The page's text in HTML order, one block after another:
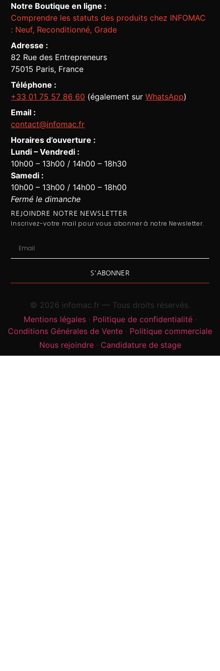
Notre Boutique en ligne :
Comprendre les statuts des produits chez INFOMAC
: Neuf, Reconditionné, Grade
Adresse :
82 Rue des Entrepreneurs
75015 Paris, France
Téléphone :
+33 01 75 57 86 60 (également surWhatsApp)
Email :
contact@infomac.fr
Horaires d’ouverture :
Lundi – Vendredi :
10h00 – 13h00 / 14h00 – 18h30
Samedi :
10h00 – 13h00 / 14h00 – 18h00
Fermé le dimanche
REJOINDRE NOTRE NEWSLETTER
Inscrivez-votre mail pour vous abonner à notre Newsletter.
S'ABONNER
© 2026 infomac.fr — Tous droits réservés.
Mentions légales· Politique de confidentialité·
Conditions Générales de Vente · Politique commerciale
Nous rejoindre· Candidature de stage